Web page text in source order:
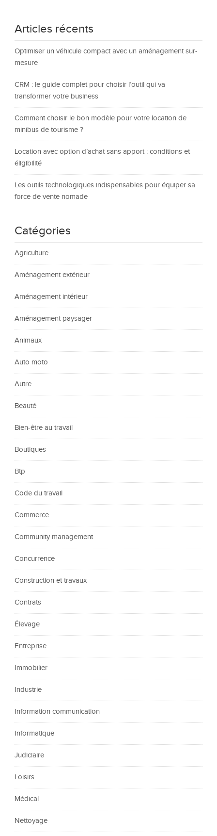
Articles récents
Optimiser un véhicule compact avec un aménagement sur-
mesure
CRM : le guide complet pour choisir l’outil qui va
transformer votre business
Comment choisir le bon modèle pour votre location de
minibus de tourisme ?
Location avec option d’achat sans apport : conditions et
éligibilité
Les outils technologiques indispensables pour équiper sa
force de vente nomade
Catégories
Agriculture
Aménagement extérieur
Aménagement intérieur
Aménagement paysager
Animaux
Auto moto
Autre
Beauté
Bien-être au travail
Boutiques
Btp
Code du travail
Commerce
Community management
Concurrence
Construction et travaux
Contrats
Élevage
Entreprise
Immobilier
Industrie
Information communication
Informatique
Judiciaire
Loisirs
Médical
Nettoyage